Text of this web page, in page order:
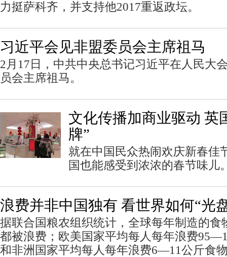
力挺萨科齐，并支持他2017重返政坛。
习近平会见非盟委员会主席祖马
2月17日，中共中央总书记习近平在人民大
员会主席祖马。
文化传播加商业驱动 英
牌”
就在中国民众热闹欢庆新春佳
国也能感受到浓浓的春节味儿
浪费并非中国独有 看世界如何“光
据联合国粮农组织统计，全球每年制造的食
都被浪费；欧美国家平均每人每年浪费
和非洲国家平均每人每年浪费6—11公斤食